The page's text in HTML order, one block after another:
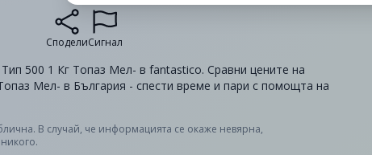
СподелиСигнал
500 1 Кг Топаз Мел- в fantastico. Сравни цените на
Мел- в България - спести време и пари с помощта на
В случай, че информацията се окаже невярна,